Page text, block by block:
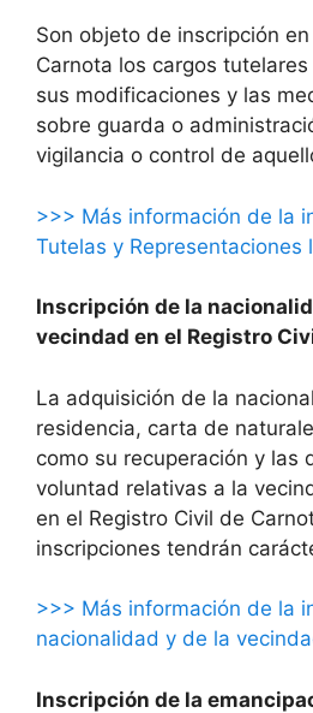
Son objeto de inscripción
Carnota los cargos
sus modificaciones y las
sobre guarda o
vigilancia o control de
>>> Más información de la
Tutelas y Representaciones
Inscripción de la
vecindad en el Registro
La adquisición de la
residencia, carta de
como su recuperación y las
voluntad relativas a la
en el Registro Civil de
inscripciones tendrán
>>> Más información de la
nacionalidad y de la
Inscripción de la